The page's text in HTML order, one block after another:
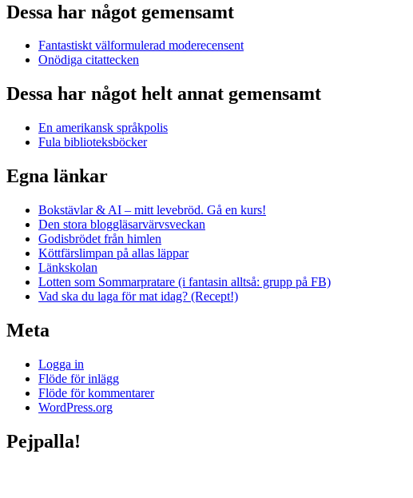
Dessa har något gemensamt
Fantastiskt välformulerad moderecensent
Onödiga citattecken
Dessa har något helt annat gemensamt
En amerikansk språkpolis
Fula biblioteksböcker
Egna länkar
Bokstävlar & AI – mitt levebröd. Gå en kurs!
Den stora bloggläsarvärvsveckan
Godisbrödet från himlen
Köttfärslimpan på allas läppar
Länkskolan
Lotten som Sommarpratare (i fantasin alltså: grupp på FB)
Vad ska du laga för mat idag? (Recept!)
Meta
Logga in
Flöde för inlägg
Flöde för kommentarer
WordPress.org
Pejpalla!